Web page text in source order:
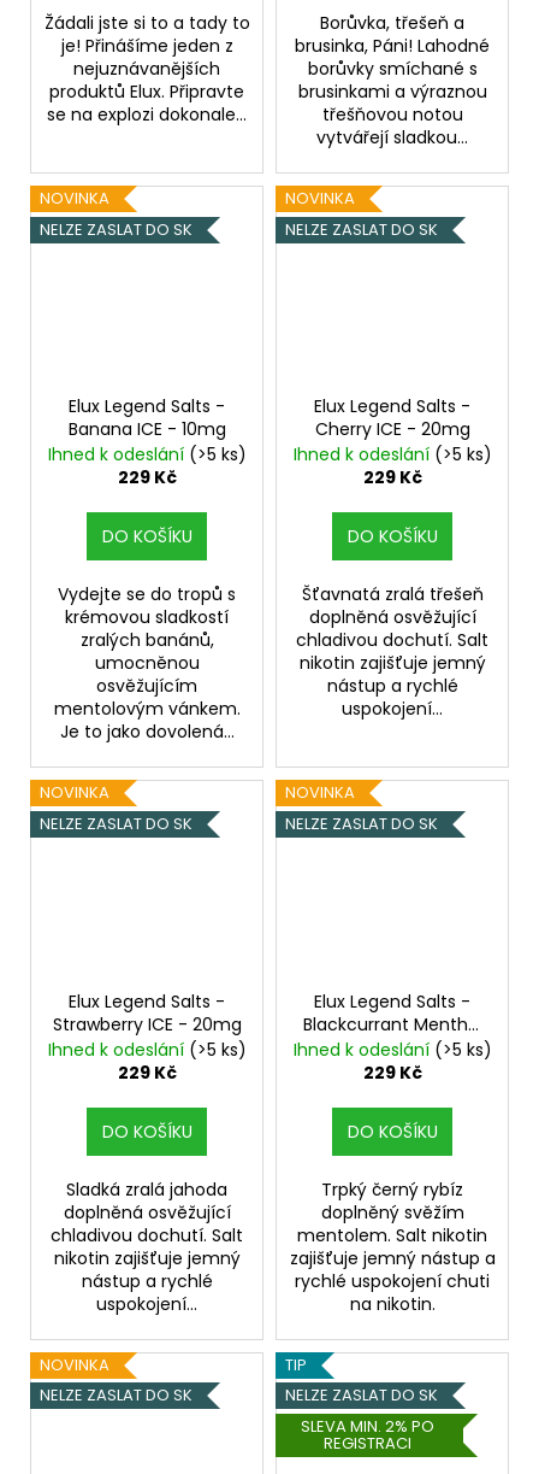
Žádali jste si to a tady to
je! Přinášíme jeden z
nejuznávanějších
produktů Elux. Připravte
se na explozi dokonale...
Borůvka, třešeň a
brusinka, Páni! Lahodné
borůvky smíchané s
brusinkami a výraznou
třešňovou notou
vytvářejí sladkou...
NOVINKA
NELZE ZASLAT DO SK
Elux Legend Salts -
Banana ICE - 10mg
Ihned k odeslání (>5 ks)
229 Kč
DO KOŠÍKU
Vydejte se do tropů s
krémovou sladkostí
zralých banánů,
umocněnou
osvěžujícím
mentolovým vánkem.
Je to jako dovolená...
NOVINKA
NELZE ZASLAT DO SK
Elux Legend Salts -
Cherry ICE - 20mg
Ihned k odeslání (>5 ks)
229 Kč
DO KOŠÍKU
Šťavnatá zralá třešeň
doplněná osvěžující
chladivou dochutí. Salt
nikotin zajišťuje jemný
nástup a rychlé
uspokojení...
NOVINKA
NELZE ZASLAT DO SK
Elux Legend Salts -
Strawberry ICE - 20mg
Ihned k odeslání (>5 ks)
229 Kč
DO KOŠÍKU
Sladká zralá jahoda
doplněná osvěžující
chladivou dochutí. Salt
nikotin zajišťuje jemný
nástup a rychlé
uspokojení...
NOVINKA
NELZE ZASLAT DO SK
Elux Legend Salts -
Blackcurrant Menthol
- 20mg
Ihned k odeslání (>5 ks)
229 Kč
DO KOŠÍKU
Trpký černý rybíz
doplněný svěžím
mentolem. Salt nikotin
zajišťuje jemný nástup a
rychlé uspokojení chuti
na nikotin.
NOVINKA
NELZE ZASLAT DO SK
TIP
NELZE ZASLAT DO SK
SLEVA MIN. 2% PO
REGISTRACI